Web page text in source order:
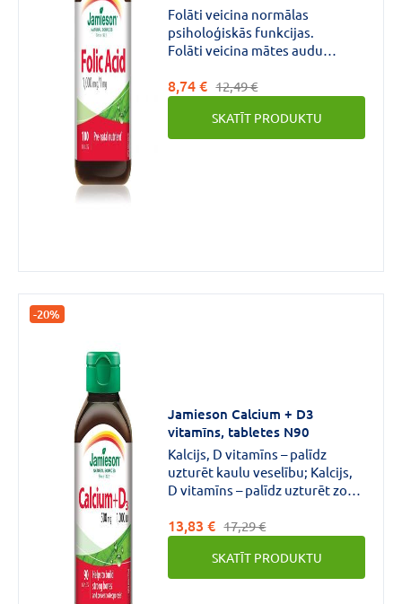
stiprums
100MCG (1)
(1)
Folāti veicina normālas
psiholoģiskās funkcijas.
Folāti veicina mātes audu
8,74 € 12,49 €
SKATĪT PRODUKTU
-20%
Jamieson Calcium + D3
vitamīns, tabletes N90
Kalcijs, D vitamīns – palīdz
uzturēt kaulu veselību; Kalcijs,
D vitamīns – palīdz uzturēt zobu
uzturēt normālu kalcija līmeni
asinīs;
13,83 € 17,29 €
SKATĪT PRODUKTU